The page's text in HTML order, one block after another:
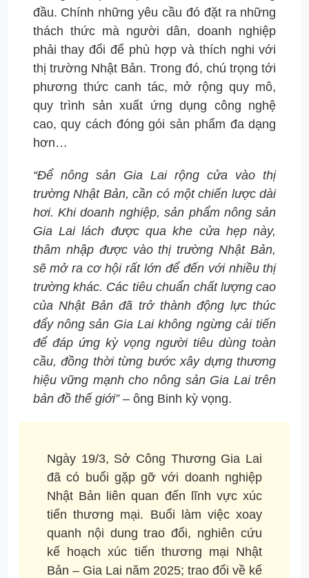
đầu. Chính những yêu cầu đó đặt ra những
thách thức mà người dân, doanh nghiệp
phải thay đổi để phù hợp và thích nghi với
thị trường Nhật Bản. Trong đó, chú trọng tới
phương thức canh tác, mở rộng quy mô,
quy trình sản xuất ứng dụng công nghệ
cao, quy cách đóng gói sản phẩm đa dạng
hơn…
“Để nông sản Gia Lai rộng cửa vào thị
trường Nhật Bản, cần có một chiến lược dài
hơi. Khi doanh nghiệp, sản phẩm nông sản
Gia Lai lách được qua khe cửa hẹp này,
thâm nhập được vào thị trường Nhật Bản,
sẽ mở ra cơ hội rất lớn để đến với nhiều thị
trường khác. Các tiêu chuẩn chất lượng cao
của Nhật Bản đã trở thành động lực thúc
đẩy nông sản Gia Lai không ngừng cải tiến
để đáp ứng kỳ vọng người tiêu dùng toàn
cầu, đồng thời từng bước xây dựng thương
hiệu vững mạnh cho nông sản Gia Lai trên
bản đồ thế giới” – ông Binh kỳ vọng.
Ngày 19/3, Sở Công Thương Gia Lai
đã có buổi gặp gỡ với doanh nghiệp
Nhật Bản liên quan đến lĩnh vực xúc
tiến thương mại. Buổi làm việc xoay
quanh nội dung trao đổi, nghiên cứu
kế hoạch xúc tiến thương mại Nhật
Bản – Gia Lai năm 2025; trao đổi về kế